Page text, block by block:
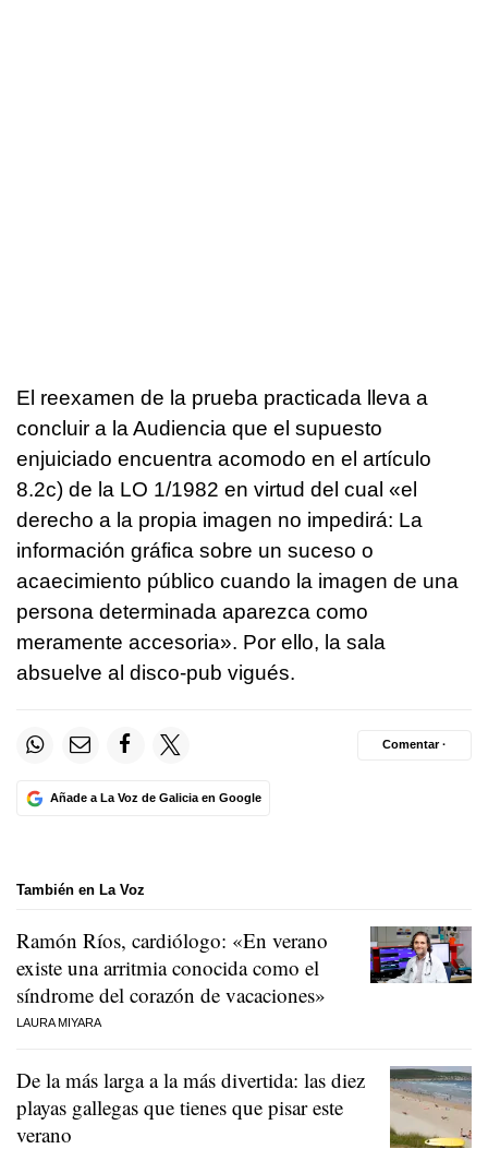
El reexamen de la prueba practicada lleva a
concluir a la Audiencia que el supuesto
enjuiciado encuentra acomodo en el artículo
8.2c) de la LO 1/1982 en virtud del cual «el
derecho a la propia imagen no impedirá: La
información gráfica sobre un suceso o
acaecimiento público cuando la imagen de una
persona determinada aparezca como
meramente accesoria». Por ello, la sala
absuelve al disco-pub vigués.
Añade a La Voz de Galicia en Google
Comentar ·
También en La Voz
Ramón Ríos, cardiólogo: «En verano
existe una arritmia conocida como el
síndrome del corazón de vacaciones»
LAURA MIYARA
De la más larga a la más divertida: las diez
playas gallegas que tienes que pisar este
verano